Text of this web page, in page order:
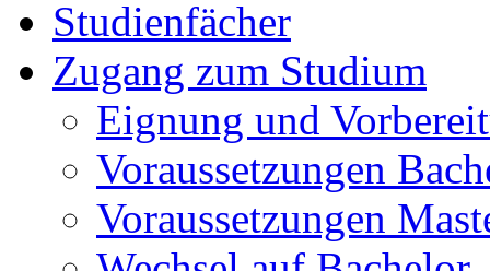
Studienfächer
Zugang zum Studium
Eignung und
Voraussetzungen
Voraussetzungen